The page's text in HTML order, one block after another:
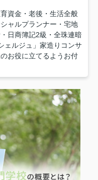
資金・老後・生活全般
ャルプランナー・宅地
日商簿記2級・全珠連暗
ェルジュ」家造りコンサ
お役に立てるようお付